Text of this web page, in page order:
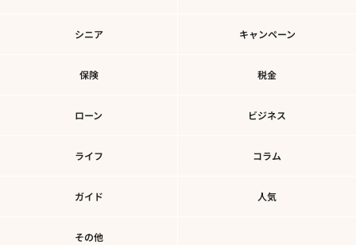
シニア キャンペーン
保険 税金
ローン ビジネス
ライフ コラム
ガイド 人気
その他